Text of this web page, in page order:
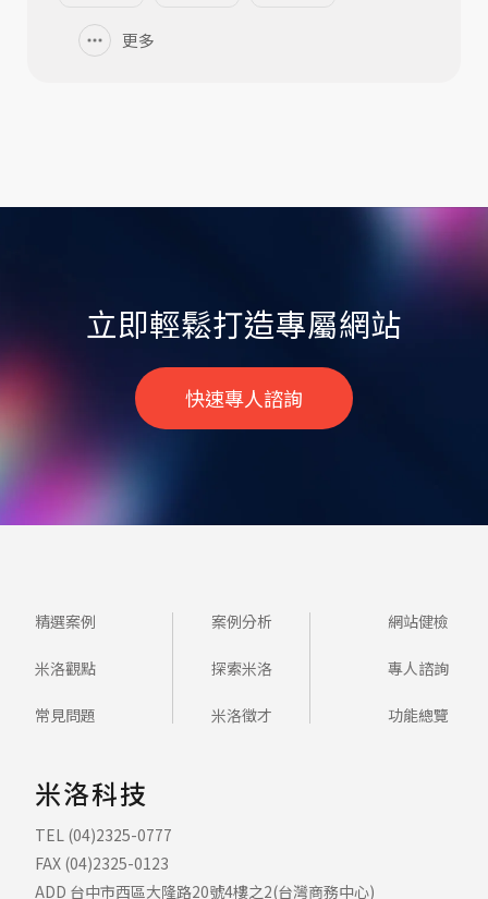
更多
立即輕鬆打造專屬網站
快速專人諮詢
精選案例 案例分析 網站健檢
米洛觀點 探索米洛 專人諮詢
常見問題 米洛徵才 功能總覽
米洛科技
TEL (04)2325-0777
FAX (04)2325-0123
ADD 台中市西區大隆路20號4樓之2(台灣商務中心)